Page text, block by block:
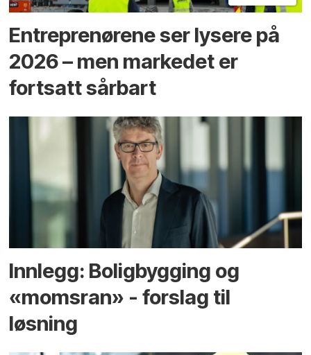
Entreprenørene ser lysere på
2026 – men markedet er
fortsatt sårbart
Innlegg: Boligbygging og
«momsran» - forslag til
løsning